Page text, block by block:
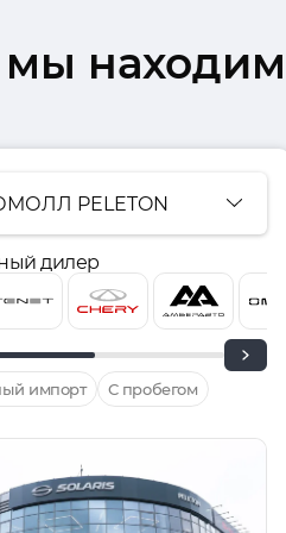
мы
PELETON
дилер
импорт С пробегом